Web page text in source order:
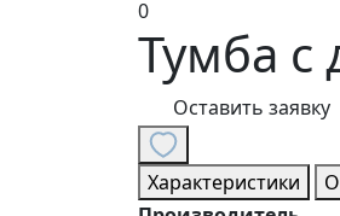
0
Тумба с
Оставить заявку
Характеристики